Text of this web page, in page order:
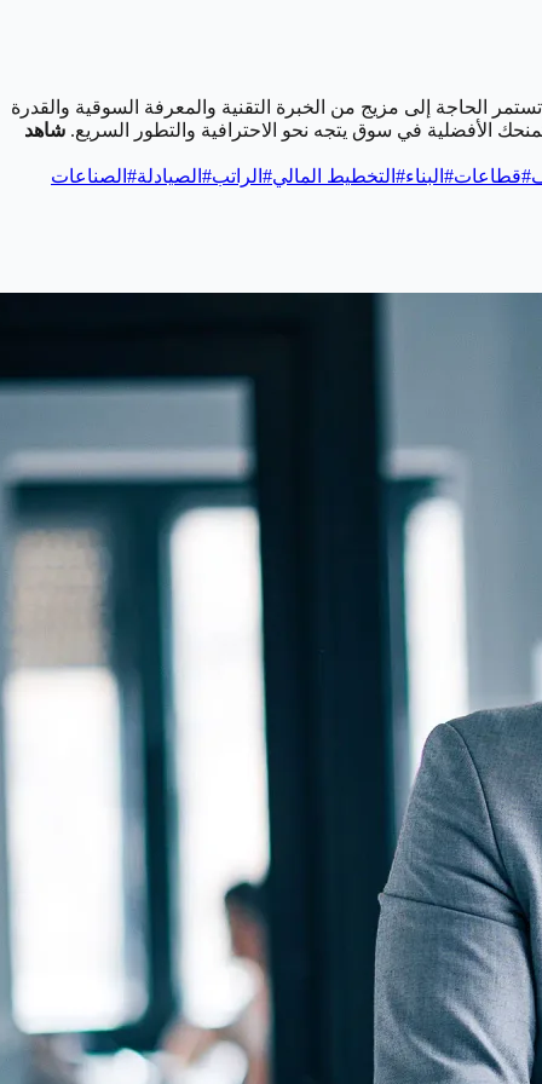
الحاجة إلى مزيج من الخبرة التقنية والمعرفة السوقية والقدرة
الأفضلية في سوق يتجه نحو الاحترافية والتطور السريع. شاهد
#قطاعات# البناء# التخطيط المالي# الراتب# الصيادلة# الصناعات